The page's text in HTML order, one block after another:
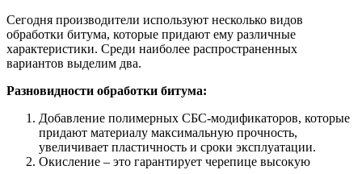
Сегодня производители используют несколько видов
обработки битума, которые придают ему различные
характеристики. Среди наиболее распространенных
вариантов выделим два.
Разновидности обработки битума:
Добавление полимерных СБС-модификаторов, которые
придают материалу максимальную прочность,
увеличивает пластичность и сроки эксплуатации.
Окисление – это гарантирует черепице высокую